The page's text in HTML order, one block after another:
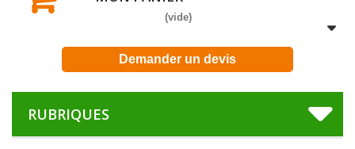
(vide)
Demander un devis
RUBRIQUES